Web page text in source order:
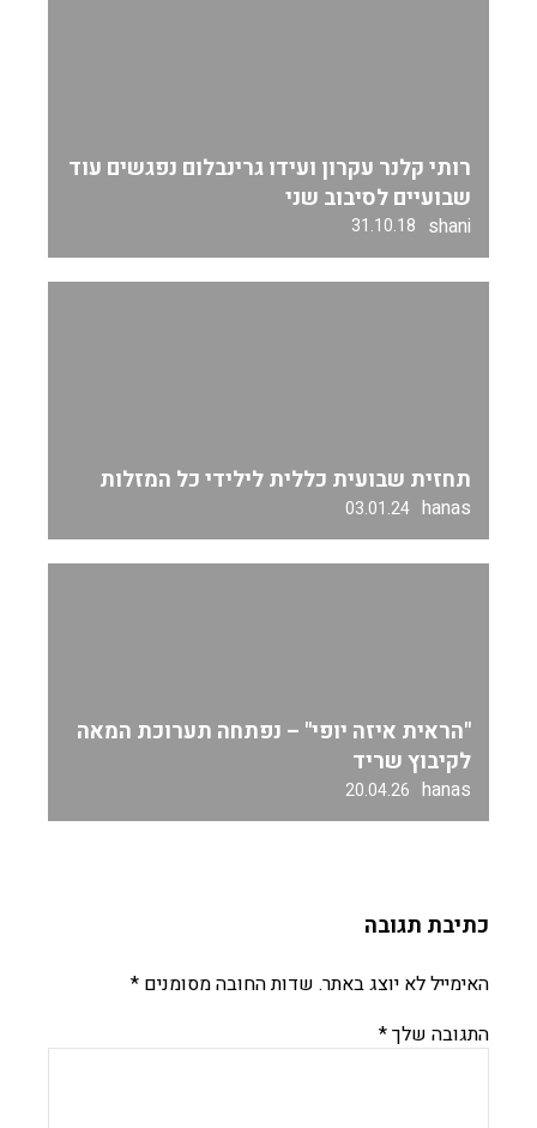
רותי קלנר עקרון ועידו גרינבלום נפגשים עוד
שבועיים לסיבוב שני
shani
31.10.18
תחזית שבועית כללית לילידי כל המזלות
hanas
03.01.24
"הראית איזה יופי" – נפתחה תערוכת המאה
לקיבוץ שריד
hanas
20.04.26
כתיבת תגובה
האימייל לא יוצג באתר. שדות החובה מסומנים *
התגובה שלך*